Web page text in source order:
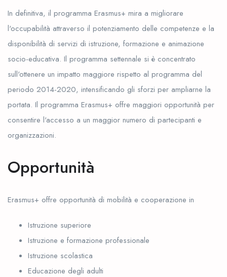
In definitiva, il programma Erasmus+ mira a migliorare
l'occupabilità attraverso il potenziamento delle competenze e la
disponibilità di servizi di istruzione, formazione e animazione
socio-educativa. Il programma settennale si è concentrato
sull'ottenere un impatto maggiore rispetto al programma del
periodo 2014-2020, intensificando gli sforzi per ampliarne la
portata. Il programma Erasmus+ offre maggiori opportunità per
consentire l'accesso a un maggior numero di partecipanti e
organizzazioni.
Opportunità
Erasmus+ offre opportunità di mobilità e cooperazione in
Istruzione superiore
Istruzione e formazione professionale
Istruzione scolastica
Educazione degli adulti